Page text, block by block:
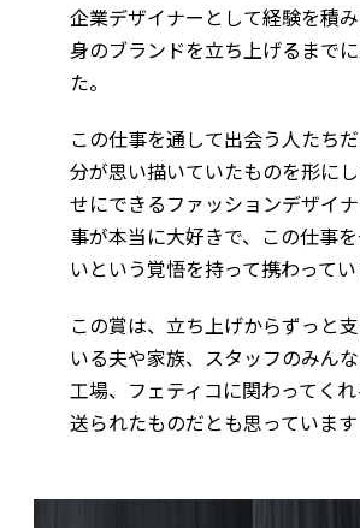
企業デザイナーとして経験を積
身のブランドを立ち上げるまで
た。
この仕事を通して出会う人たち
分が思い描いていたものを形に
せにできるファッションデザイ
事が本当に大好きで、この仕事
いという覚悟を持って携わってい
この賞は、立ち上げからずっと
いる夫や家族、スタッフのみんな
工場、フェティコに関わってく
送られたものだとも思っています